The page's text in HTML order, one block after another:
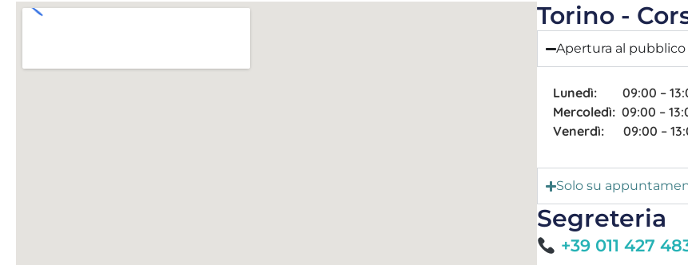
Torino -
Apertura al pubblico
Lunedì:
09:00 –
Mercoledì: 09:00 –
Venerdì: 09:00 –
Solo su
Segreteria
+39 011 427